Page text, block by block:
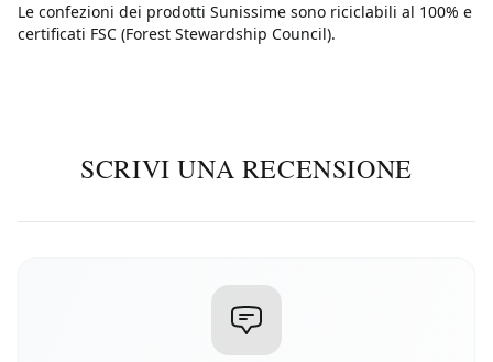
Le confezioni dei prodotti Sunissime sono riciclabili al 100% e
certificati FSC (Forest Stewardship Council).
SCRIVI UNA RECENSIONE